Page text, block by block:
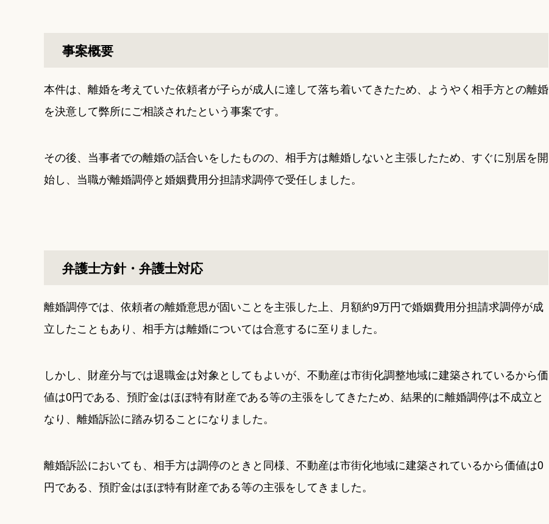
事案概要
本件は、離婚を考えていた依頼者が子らが成人に達して落ち着いてきたため、ようやく相手方との離婚
を決意して弊所にご相談されたという事案です。
その後、当事者での離婚の話合いをしたものの、相手方は離婚しないと主張したため、すぐに別居を開
始し、当職が離婚調停と婚姻費用分担請求調停で受任しました。
弁護士方針・弁護士対応
離婚調停では、依頼者の離婚意思が固いことを主張した上、月額約9万円で婚姻費用分担請求調停が成
立したこともあり、相手方は離婚については合意するに至りました。
しかし、財産分与では退職金は対象としてもよいが、不動産は市街化調整地域に建築されているから価
値は0円である、預貯金はほぼ特有財産である等の主張をしてきたため、結果的に離婚調停は不成立と
なり、離婚訴訟に踏み切ることになりました。
離婚訴訟においても、相手方は調停のときと同様、 不動産は市街化地域に建築されているから価値は0
円である、預貯金はほぼ特有財産である等の主張をしてきました。